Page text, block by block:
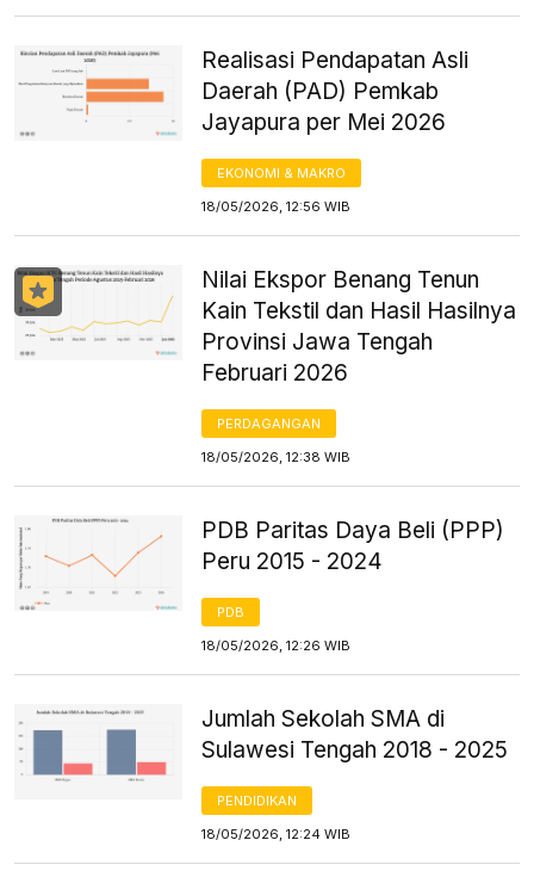
Realisasi Pendapatan Asli
Daerah (PAD) Pemkab
Jayapura per Mei 2026
EKONOMI & MAKRO
18/05/2026, 12:56 WIB
Nilai Ekspor Benang Tenun
Kain Tekstil dan Hasil Hasilnya
Provinsi Jawa Tengah
Februari 2026
PERDAGANGAN
18/05/2026, 12:38 WIB
PDB Paritas Daya Beli (PPP)
Peru 2015 - 2024
PDB
18/05/2026, 12:26 WIB
Jumlah Sekolah SMA di
Sulawesi Tengah 2018 - 2025
PENDIDIKAN
18/05/2026, 12:24 WIB